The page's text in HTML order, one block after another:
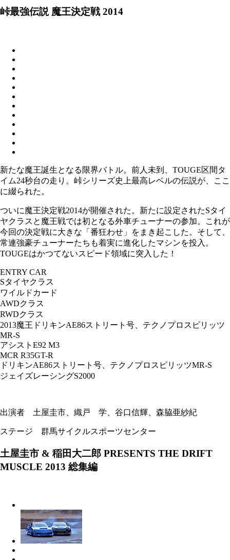
峠最強伝説 魔王決定戦 2014
新たな魔王誕生となる限界バトル。前人未到、TOUGE区間タ
イム24秒台の走り。峠シリーズ史上最高レベルの伝説が、ここ
に綴られた。
ついに魔王決定戦2014が開催された。新たに設定されたSタイ
ヤクラスと魔王戦では初となる外車チューナーの参加。これが
今回の決定戦に大きな「番狂わせ」をまき起こした。そして、
常連強豪チューナーたちも着実に進化したマシンを投入。
TOUGEはかつてないスピード領域に突入した！
ENTRY CAR
Sタイヤクラス
ワイルドカード
AWDクラス
RWDクラス
2013魔王ドリキンAE86ストリート号、テクノプロスピリッツ
MR-S
アシストE92 M3
MCR R35GT-R
ドリキンAE86ストリート号、テクノプロスピリッツMR-S
ジェイズレーシングS2000
出演者 土屋圭市、織戸 学、谷口信輝、森脇亜紗紀
ステージ 群馬サイクルスポーツセンター
土屋圭市 & 稲田大二郎 PRESENTS THE DRIFT
MUSCLE 2013 総集編